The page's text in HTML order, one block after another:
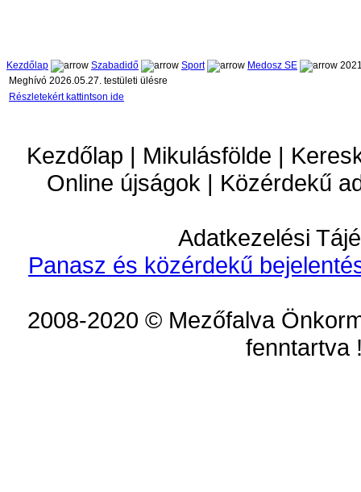
Kezdőlap Szabadidő Sport Medosz SE
Meghívó 2026.05.27. testületi ülésre
Részletekért kattintson ide
Kezdőlap | Mikulásfölde |
Online újságok | Közérdekű
Adatkezelési
Panasz és közérdekű
2008-2020 © Mezőfalva
fenntartva